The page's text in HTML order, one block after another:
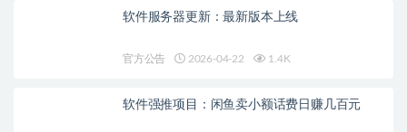
软件服务器更新：最新版本上线
官方公告 2026-04-22 1.4K
软件强推项目：闲鱼卖小额话费日赚几百元